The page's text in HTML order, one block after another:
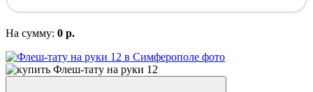
На сумму: 0 р.